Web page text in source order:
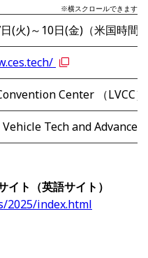
※横スクロールできます
(火)～10日(金)（米国時間
Center （LVCC）
Tech and
イト（英語サイト）
2025/index.html